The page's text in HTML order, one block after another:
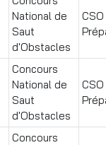
National de
Saut
d'Obstacles
CSO
Concours
National de
Saut
d'Obstacles
CSO
Concours